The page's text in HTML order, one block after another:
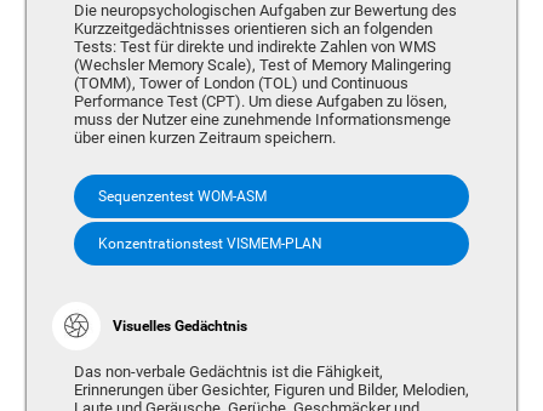
Die neuropsychologischen Aufgaben zur Bewertung des
Kurzzeitgedächtnisses orientieren sich an folgenden
Tests: Test für direkte und indirekte Zahlen von WMS
(Wechsler Memory Scale), Test of Memory Malingering
(TOMM), Tower of London (TOL) und Continuous
Performance Test (CPT). Um diese Aufgaben zu lösen,
muss der Nutzer eine zunehmende Informationsmenge
über einen kurzen Zeitraum speichern.
Sequenzentest WOM-ASM
Konzentrationstest VISMEM-PLAN
Visuelles Gedächtnis
Das non-verbale Gedächtnis ist die Fähigkeit,
Erinnerungen über Gesichter, Figuren und Bilder, Melodien,